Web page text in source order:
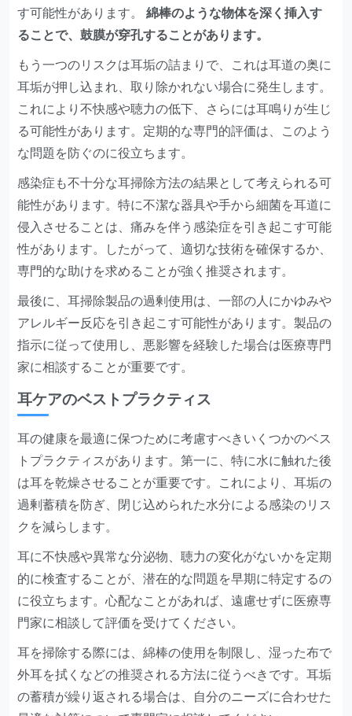
す可能性があります。綿棒のような物体を深く挿入す
ることで、鼓膜が穿孔することがあります。
もう一つのリスクは耳垢の詰まりで、これは耳道の奥に
耳垢が押し込まれ、取り除かれない場合に発生します。
これにより不快感や聴力の低下、さらには耳鳴りが生じ
る可能性があります。定期的な専門的評価は、このよう
な問題を防ぐのに役立ちます。
感染症も不十分な耳掃除方法の結果として考えられる可
能性があります。特に不潔な器具や手から細菌を耳道に
侵入させることは、痛みを伴う感染症を引き起こす可能
性があります。したがって、適切な技術を確保するか、
専門的な助けを求めることが強く推奨されます。
最後に、耳掃除製品の過剰使用は、一部の人にかゆみや
アレルギー反応を引き起こす可能性があります。製品の
指示に従って使用し、悪影響を経験した場合は医療専門
家に相談することが重要です。
耳ケアのベストプラクティス
耳の健康を最適に保つために考慮すべきいくつかのベス
トプラクティスがあります。第一に、特に水に触れた後
は耳を乾燥させることが重要です。これにより、耳垢の
過剰蓄積を防ぎ、閉じ込められた水分による感染のリス
クを減らします。
耳に不快感や異常な分泌物、聴力の変化がないかを定期
的に検査することが、潜在的な問題を早期に特定するの
に役立ちます。心配なことがあれば、遠慮せずに医療専
門家に相談して評価を受けてください。
耳を掃除する際には、綿棒の使用を制限し、湿った布で
外耳を拭くなどの推奨される方法に従うべきです。耳垢
の蓄積が繰り返される場合は、自分のニーズに合わせた